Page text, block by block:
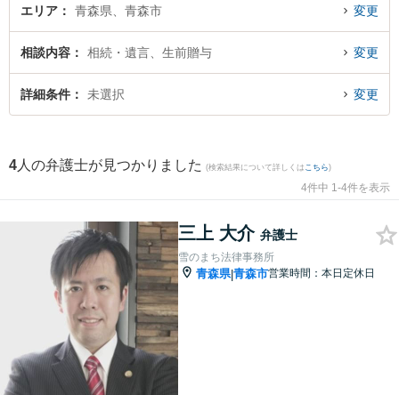
士や青い森法律事務所の小澤 博之弁護士、弁護士法人青森リーガルサービス 青
のトラブルを今すぐに弁護士に相談したい』『生前贈与のトラブル解決の実績
豊富な近くの弁護士を検索したい』『初回相談無料で生前贈与を法律相談でき
る青森市内の弁護士に相談予約したい』などでお困りの相談者さんにおすすめ
エリア 青森県、青森市 変更
相談内容 相続・遺言、生前贈与 変更
詳細条件 未選択 変更
4 人の弁護士が見つかりました (検索結果について詳しくは こちら)
4件中 1-4件を表示
三上 大介 弁護士
雪のまち法律事務所
青森県|青森市営業時間：本日定休日